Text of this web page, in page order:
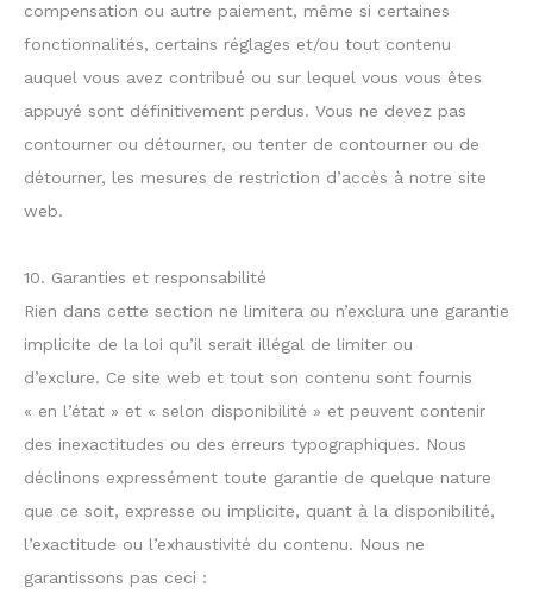
compensation ou autre paiement, même si certaines
fonctionnalités, certains réglages et/ou tout contenu
auquel vous avez contribué ou sur lequel vous vous êtes
appuyé sont définitivement perdus. Vous ne devez pas
contourner ou détourner, ou tenter de contourner ou de
détourner, les mesures de restriction d’accès à notre site
web.
10. Garanties et responsabilité
Rien dans cette section ne limitera ou n’exclura une garantie
implicite de la loi qu’il serait illégal de limiter ou
d’exclure. Ce site web et tout son contenu sont fournis
« en l’état » et « selon disponibilité » et peuvent contenir
des inexactitudes ou des erreurs typographiques. Nous
déclinons expressément toute garantie de quelque nature
que ce soit, expresse ou implicite, quant à la disponibilité,
l’exactitude ou l’exhaustivité du contenu. Nous ne
garantissons pas ceci :